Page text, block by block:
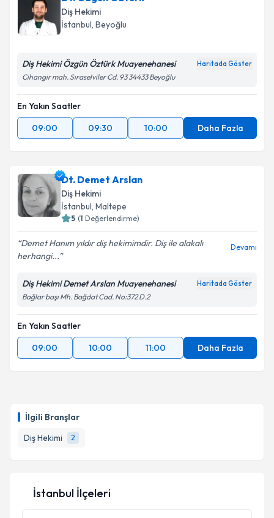
İlgili Branşlar
Diş Hekimi
2
Diş Hekimi
İstanbul, Beyoğlu
Diş Hekimi Özgün Öztürk Muayenehanesi Haritada Göster
Cihangir mah. Sıraselviler Cd. 93 34433 Beyoğlu
En Yakın Saatler
09:00
09:30 10:00 Daha Fazla
Dt. Demet Arslan
Diş Hekimi
İstanbul, Maltepe
5 (1 Değerlendirme)
Demet Hanım yıldır diş hekimimdir. Diş ile alakalı
herhangi...
Devamı
Diş Hekimi Demet Arslan Muayenehanesi Haritada Göster
Bağlar başı Mh. Bağdat Cad. No:372 D.2
En Yakın Saatler
09:00
10:00 11:00 Daha Fazla
İstanbul İlçeleri